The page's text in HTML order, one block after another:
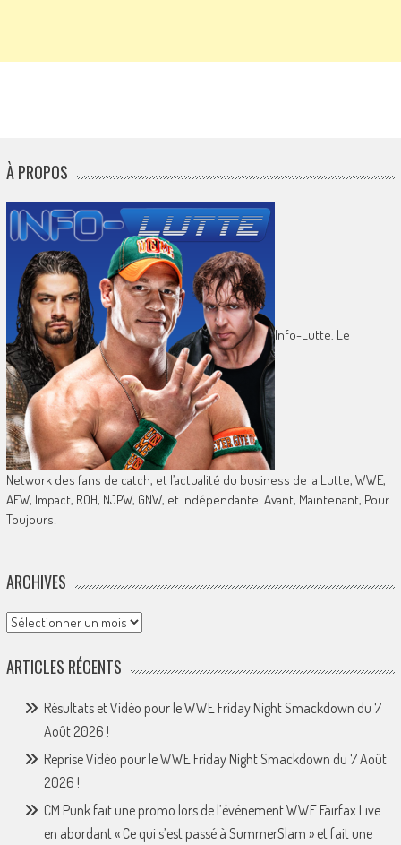
À PROPOS
Info-Lutte. Le
Network des fans de catch, et l’actualité du business de la Lutte, WWE,
AEW, Impact, ROH, NJPW, GNW, et Indépendante. Avant, Maintenant, Pour
Toujours!
ARCHIVES
Archives
ARTICLES RÉCENTS
Résultats et Vidéo pour le WWE Friday Night Smackdown du 7
Août 2026 !
Reprise Vidéo pour le WWE Friday Night Smackdown du 7 Août
2026 !
CM Punk fait une promo lors de l’événement WWE Fairfax Live
en abordant « Ce qui s’est passé à SummerSlam » et fait une